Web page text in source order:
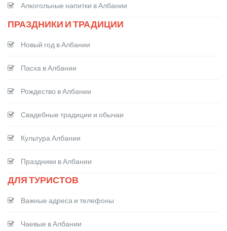
Алкогольные напитки в Албании
ПРАЗДНИКИ И ТРАДИЦИИ
Новый год в Албании
Пасха в Албании
Рождество в Албании
Свадебные традиции и обычаи
Культура Албании
Праздники в Албании
ДЛЯ ТУРИСТОВ
Важные адреса и телефоны
Чаевые в Албании